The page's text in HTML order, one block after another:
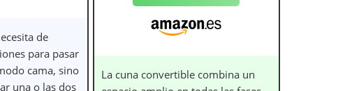
de
para pasar
cama, sino
una o las dos
La cuna convertible combina un